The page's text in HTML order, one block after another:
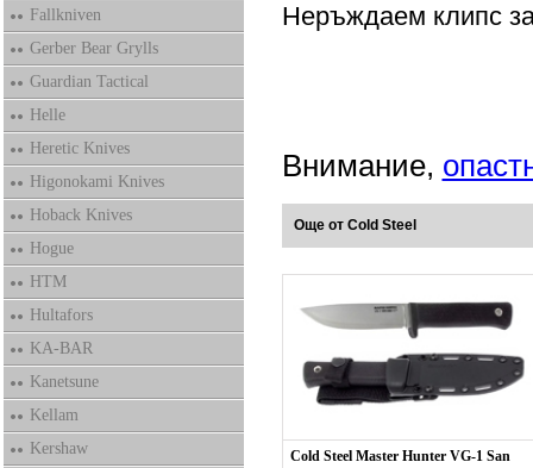
Fallkniven
Gerber Bear Grylls
Guardian Tactical
Helle
Heretic Knives
Higonokami Knives
Hoback Knives
Hogue
HTM
Hultafors
KA-BAR
Kanetsune
Kellam
Kershaw
Неръждаем клипс
Внимание,
Още от Cold Steel
Cold Steel Master Hunter VG-1 San